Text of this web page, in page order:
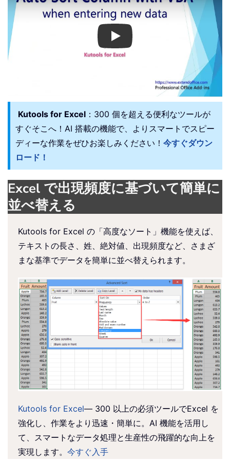
Play
Kutools for Excel ：300 個を超える便利なツールが
すぐそこへ！AI 搭載の機能で、よりスマートでスピー
ディーな作業をぜひお楽しみください！ 今すぐダウン
ロード！
Excel で出現頻度に基づいて簡単に
並べ替える
Kutools for Excel の「高度なソート」機能を使えば、
テキストの長さ、姓、絶対値、出現頻度など、さまざ
まな基準でデータを簡単に並べ替えられます。
Kutools for Excel— 300 以上の必須ツールでExcel を
強化し、作業をより迅速・簡単に。AI 機能を活用し
て、スマートなデータ処理と生産性の飛躍的な向上を
実現します。 今すぐ入手